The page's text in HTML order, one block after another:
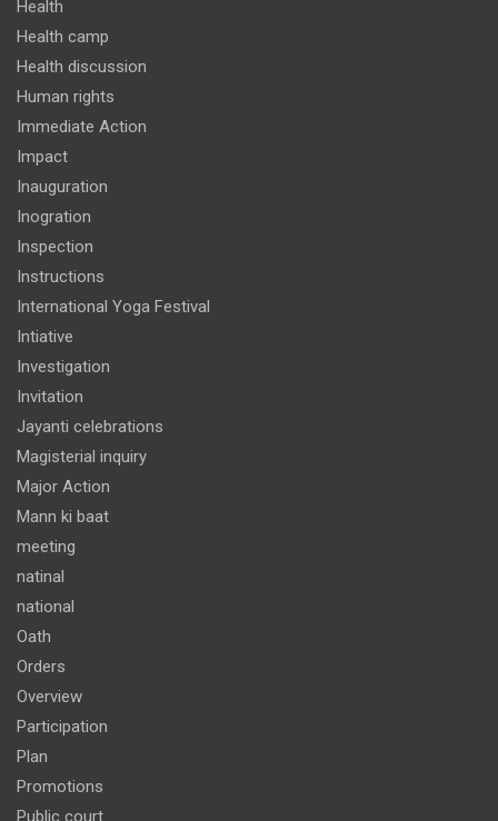
Health
Health camp
Health discussion
Human rights
Immediate Action
Impact
Inauguration
Inogration
Inspection
Instructions
International Yoga Festival
Intiative
Investigation
Invitation
Jayanti celebrations
Magisterial inquiry
Major Action
Mann ki baat
meeting
natinal
national
Oath
Orders
Overview
Participation
Plan
Promotions
Public court